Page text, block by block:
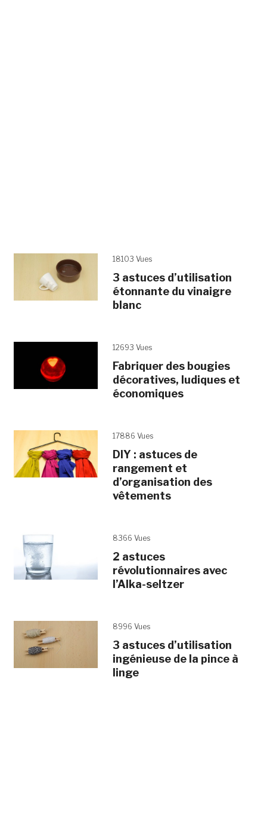
18103 Vues
3 astuces d’utilisation
étonnante du vinaigre
blanc
12693 Vues
Fabriquer des bougies
décoratives, ludiques et
économiques
17886 Vues
DIY : astuces de
rangement et
d’organisation des
vêtements
8366 Vues
2 astuces
révolutionnaires avec
l’Alka-seltzer
8996 Vues
3 astuces d’utilisation
ingénieuse de la pince à
linge